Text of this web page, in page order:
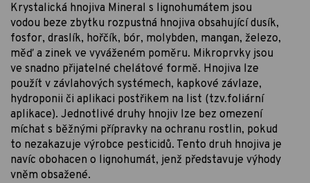
Krystalická hnojiva Mineral s lignohumátem jsou
vodou beze zbytku rozpustná hnojiva obsahující dusík,
fosfor, draslík, hořčík, bór, molybden, mangan, železo,
měď a zinek ve vyváženém poměru. Mikroprvky jsou
ve snadno přijatelné chelátové formě. Hnojiva lze
použít v závlahových systémech, kapkové závlaze,
hydroponii či aplikaci postřikem na list (tzv.foliární
aplikace). Jednotlivé druhy hnojiv lze bez omezení
míchat s běžnými přípravky na ochranu rostlin, pokud
to nezakazuje výrobce pesticidů. Tento druh hnojiva je
navíc obohacen o lignohumát, jenž představuje výhody
vněm obsažené.